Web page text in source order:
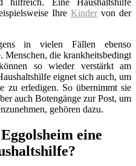
Ihre Kinder von der
in vielen Fällen ebenso
Menschen, die krankheitsbedingt
so wieder verstärkt am
eignet sich auch, um
zu erledigen. So übernimmt sie
auch Botengänge zur Post, um
gehören dazu.
eine